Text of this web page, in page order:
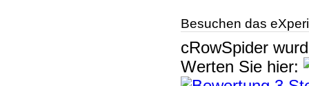
Besuchen das
cRowSpider
Werten Sie hier: